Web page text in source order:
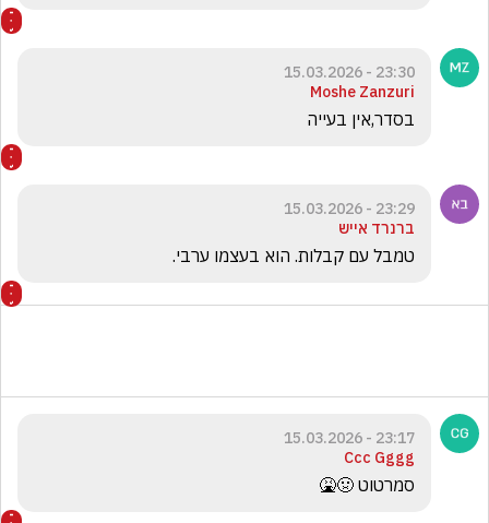
23:30 - 15.03.2026
Moshe Zanzuri
בסדר,אין בעייה
23:29 - 15.03.2026
ברנרד אייש
טמבל עם קבלות. הוא בעצמו ערבי.
23:17 - 15.03.2026
Ccc Gggg
סמרטוט 🤢🤮